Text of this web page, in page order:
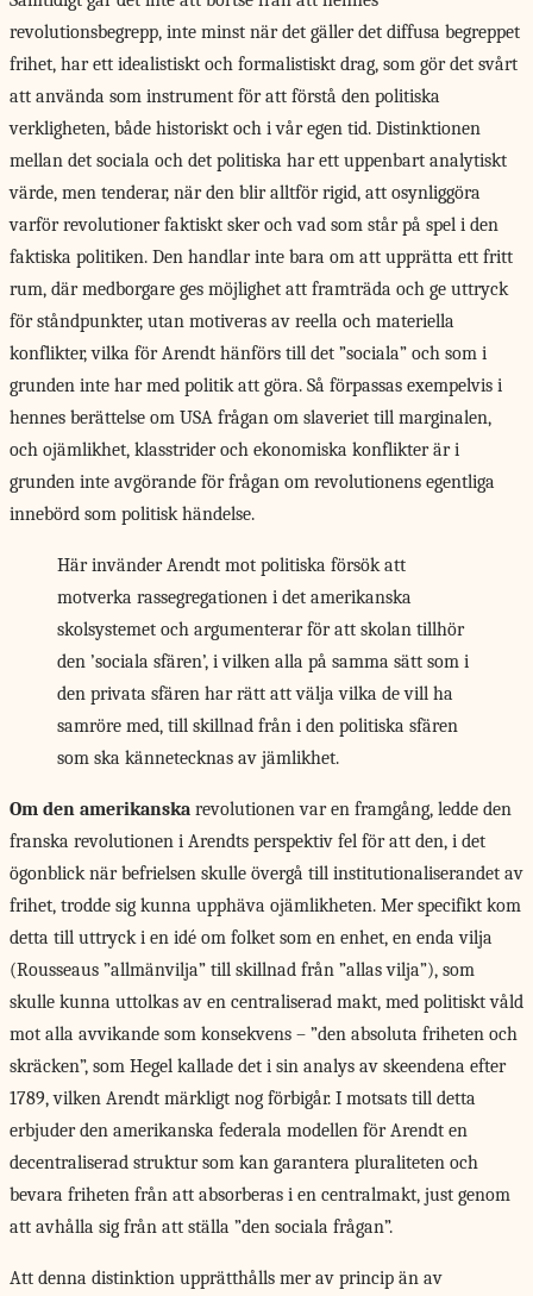
revolutionsbegrepp, inte minst när det gäller det diffusa begreppet
frihet, har ett idealistiskt och formalistiskt drag, som gör det svårt
att använda som instrument för att förstå den politiska
verkligheten, både historiskt och i vår egen tid. Distinktionen
mellan det sociala och det politiska har ett uppenbart analytiskt
värde, men tenderar, när den blir alltför rigid, att osynliggöra
varför revolutioner faktiskt sker och vad som står på spel i den
faktiska politiken. Den handlar inte bara om att upprätta ett fritt
rum, där medborgare ges möjlighet att framträda och ge uttryck
för ståndpunkter, utan motiveras av reella och materiella
konflikter, vilka för Arendt hänförs till det ”sociala” och som i
grunden inte har med politik att göra. Så förpassas exempelvis i
hennes berättelse om USA frågan om slaveriet till marginalen,
och ojämlikhet, klasstrider och ekonomiska konflikter är i
grunden inte avgörande för frågan om revolutionens egentliga
innebörd som politisk händelse.
Här invänder Arendt mot politiska försök att
motverka rassegregationen i det amerikanska
skolsystemet och argumenterar för att skolan tillhör
den ’sociala sfären’, i vilken alla på samma sätt som i
den privata sfären har rätt att välja vilka de vill ha
samröre med, till skillnad från i den politiska sfären
som ska kännetecknas av jämlikhet.
Om den amerikanska revolutionen var en framgång, ledde den
franska revolutionen i Arendts perspektiv fel för att den, i det
ögonblick när befrielsen skulle övergå till institutionaliserandet av
frihet, trodde sig kunna upphäva ojämlikheten. Mer specifikt kom
detta till uttryck i en idé om folket som en enhet, en enda vilja
(Rousseaus ”allmänvilja” till skillnad från ”allas vilja”), som
skulle kunna uttolkas av en centraliserad makt, med politiskt våld
mot alla avvikande som konsekvens – ”den absoluta friheten och
skräcken”, som Hegel kallade det i sin analys av skeendena efter
1789, vilken Arendt märkligt nog förbigår. I motsats till detta
erbjuder den amerikanska federala modellen för Arendt en
decentraliserad struktur som kan garantera pluraliteten och
bevara friheten från att absorberas i en centralmakt, just genom
att avhålla sig från att ställa ”den sociala frågan”.
Att denna distinktion upprätthålls mer av princip än av